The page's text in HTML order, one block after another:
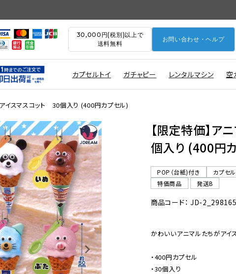
30,000円(税別)以上で
送料無料
お問い合わせ・ヘルプ
カプセルトイ ガチャピー レンタルマシン 空
アイスマスコット 30個入り (400円カプセル)
【限定特価】ア
個入り (400円
POP（台紙)付き
カプセ
特価商品
発送B
商品コード： JD-2_298165
かわいいアニマルたちがアイ
・400円カプセル
・30個入り